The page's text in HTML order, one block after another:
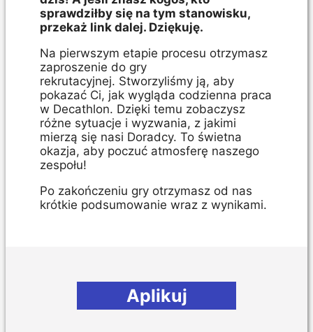
sprawdziłby się na tym stanowisku,
przekaż link dalej. Dziękuję.
Na pierwszym etapie procesu otrzymasz
zaproszenie do gry
rekrutacyjnej. Stworzyliśmy ją, aby
pokazać Ci, jak wygląda codzienna praca
w Decathlon. Dzięki temu zobaczysz
różne sytuacje i wyzwania, z jakimi
mierzą się nasi Doradcy. To świetna
okazja, aby poczuć atmosferę naszego
zespołu!
Po zakończeniu gry otrzymasz od nas
krótkie podsumowanie wraz z wynikami.
Aplikuj